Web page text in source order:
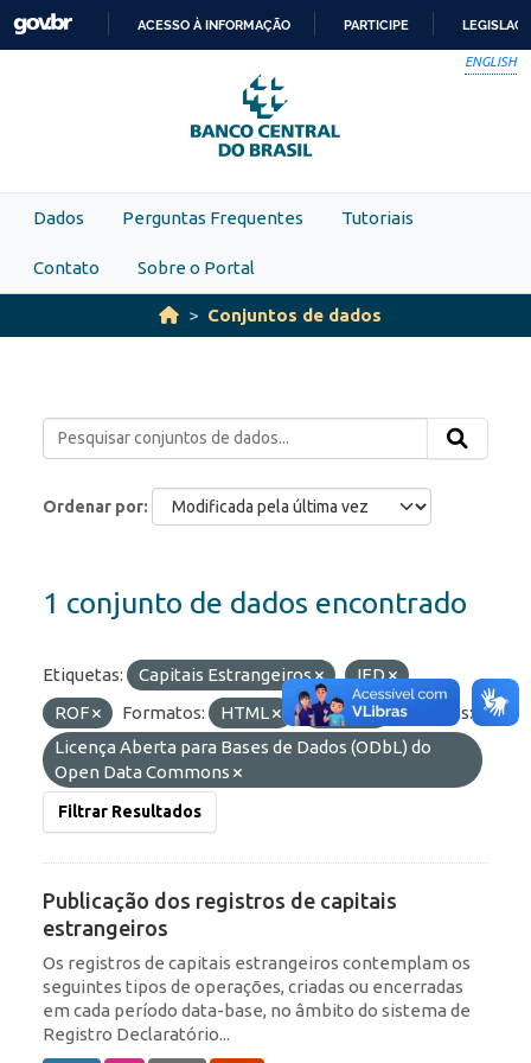
Skip to main content
PARA
O
CONTEÚDO
ACESSO À INFORMAÇÃO PARTICIPE
ENGLISH
Dados Perguntas Frequentes Tutoriais
Contato Sobre o Portal
Conjuntos de dados
Ordenar por
1 conjunto de dados encontrado
Etiquetas: Capitais Estrangeiros
IED
ROF
Formatos: HTML OData
Licenças:
Licença Aberta para Bases de Dados (ODbL) do
Open Data Commons
Filtrar Resultados
Publicação dos registros de capitais
estrangeiros
Os registros de capitais estrangeiros contemplam os
seguintes tipos de operações, criadas ou encerradas
em cada período data-base, no âmbito do sistema de
Registro Declaratório...